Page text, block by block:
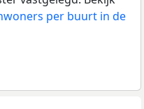
per buurt in de